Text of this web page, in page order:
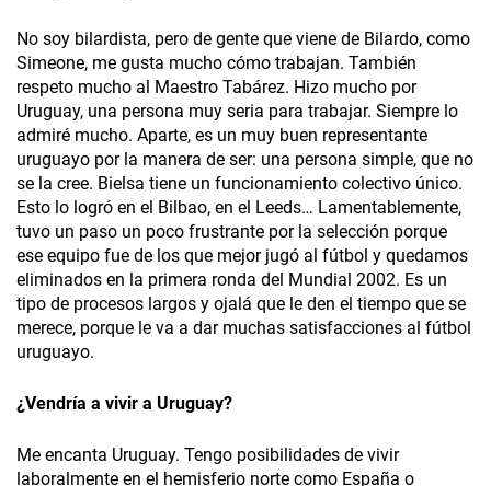
No soy bilardista, pero de gente que viene de Bilardo, como
Simeone, me gusta mucho cómo trabajan. También
respeto mucho al Maestro Tabárez. Hizo mucho por
Uruguay, una persona muy seria para trabajar. Siempre lo
admiré mucho. Aparte, es un muy buen representante
uruguayo por la manera de ser: una persona simple, que no
se la cree. Bielsa tiene un funcionamiento colectivo único.
Esto lo logró en el Bilbao, en el Leeds… Lamentablemente,
tuvo un paso un poco frustrante por la selección porque
ese equipo fue de los que mejor jugó al fútbol y quedamos
eliminados en la primera ronda del Mundial 2002. Es un
tipo de procesos largos y ojalá que le den el tiempo que se
merece, porque le va a dar muchas satisfacciones al fútbol
uruguayo.
¿Vendría a vivir a Uruguay?
Me encanta Uruguay. Tengo posibilidades de vivir
laboralmente en el hemisferio norte como España o